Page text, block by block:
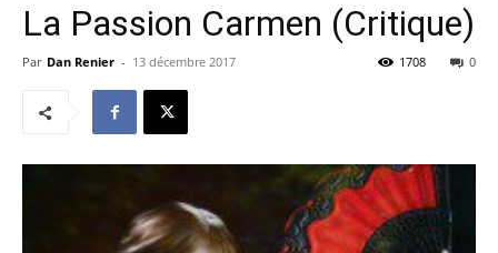
La Passion Carmen (Critique)
Par Dan Renier - 13 décembre 2017 0
1708